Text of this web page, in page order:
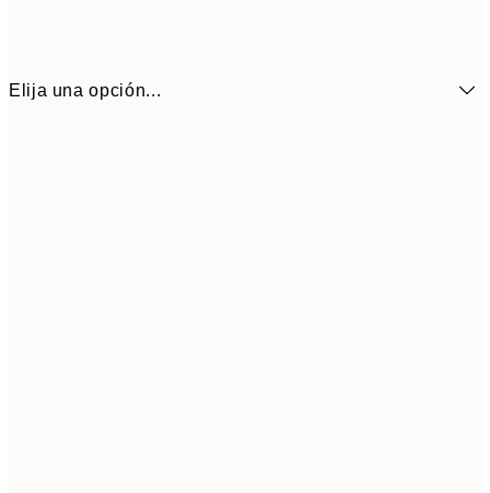
Elija una opción...